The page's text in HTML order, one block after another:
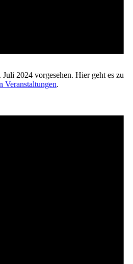
2024 vorgesehen. Hier geht es zu
Veranstaltungen.